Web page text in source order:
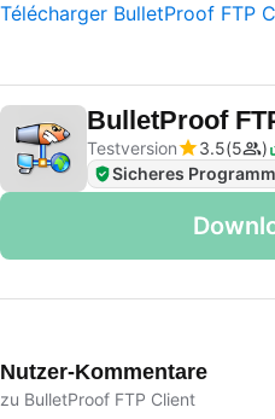
Télécharger BulletProof FTP
BulletProof
Testversion
3.5 5
Sicheres Programm
Nutzer-Kommentare
zu BulletProof FTP Client